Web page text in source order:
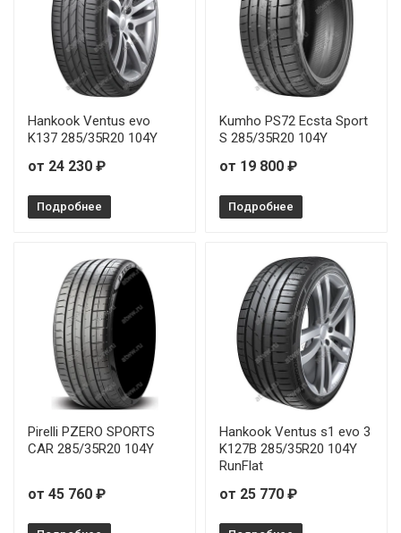
Hankook Ventus evo Z Z001 235/40R19 96Y
Hankook Ventus evo Z Z001 245/40R18 97Y
Hankook Ventus evo Z Z001 255/40R18 99Y
Hankook Ventus evo
K137 285/35R20 104Y
от 24 230 ₽
Подробнее
Kumho PS72 Ecsta Sport
S 285/35R20 104Y
от 19 800 ₽
Подробнее
Pirelli PZERO SPORTS
CAR 285/35R20 104Y
от 45 760 ₽
Hankook Ventus s1 evo 3
K127B 285/35R20 104Y
RunFlat
от 25 770 ₽